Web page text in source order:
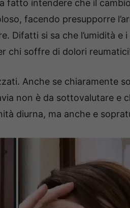
fatto intendere che il
facendo presupporre
Difatti si sa che l’umidità e
chi soffre di dolori
Anche se chiaramente
non è da sottovalutare e
diurna, ma anche e